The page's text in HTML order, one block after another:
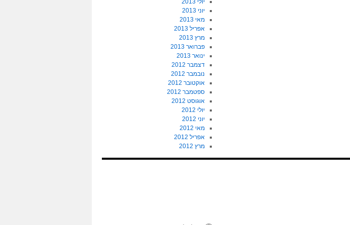
יולי 2013
יוני 2013
מאי 2013
אפריל 2013
מרץ 2013
פברואר 2013
ינואר 2013
דצמבר 2012
נובמבר 2012
אוקטובר 2012
ספטמבר 2012
אוגוסט 2012
יולי 2012
יוני 2012
מאי 2012
אפריל 2012
מרץ 2012